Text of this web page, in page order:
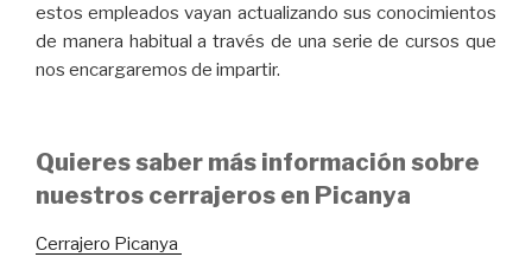
estos empleados vayan actualizando sus conocimientos
de manera habitual a través de una serie de cursos que
nos encargaremos de impartir.
Quieres saber más información sobre
nuestros cerrajeros en Picanya
Cerrajero Picanya